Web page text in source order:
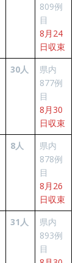
809例
目
8月24
日収束
30人
県内
877例
目
8月30
日収束
8人
県内
878例
目
8月26
日収束
31人
県内
893例
目